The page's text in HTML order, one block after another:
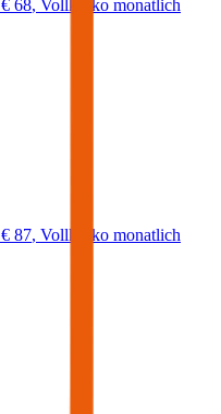
€ 68, Vollkasko monatlich
€ 87, Vollkasko monatlich